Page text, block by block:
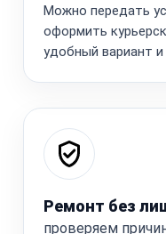
Можно передать
оформить
удобный вариант и
Ремонт без
проверяем